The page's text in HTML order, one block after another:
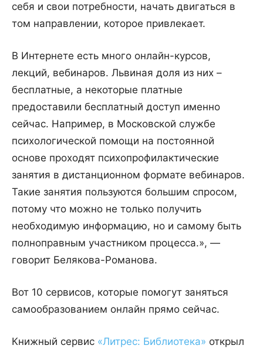
себя и свои потребности, начать двигаться в
том направлении, которое привлекает.
В Интернете есть много онлайн-курсов,
лекций, вебинаров. Львиная доля из них –
бесплатные, а некоторые платные
предоставили бесплатный доступ именно
сейчас. Например, в Московской службе
психологической помощи на постоянной
основе проходят психопрофилактические
занятия в дистанционном формате вебинаров.
Такие занятия пользуются большим спросом,
потому что можно не только получить
необходимую информацию, но и самому быть
полноправным участником процесса.», —
говорит Белякова-Романова.
Вот 10 сервисов, которые помогут заняться
самообразованием онлайн прямо сейчас.
Книжный сервис «Литрес: Библиотека» открыл